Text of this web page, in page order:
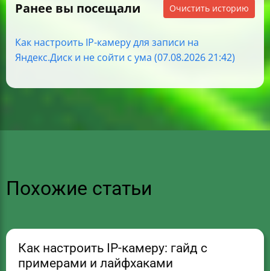
Ранее вы посещали Очистить историю
Как настроить IP-камеру для записи на
Яндекс.Диск и не сойти с ума (07.08.2026 21:42)
Похожие статьи
Как настроить IP-камеру: гайд с
примерами и лайфхаками